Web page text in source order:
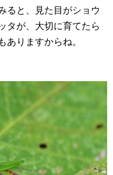
ると、見た目がショウ
タが、大切に育てたら
ありますからね。